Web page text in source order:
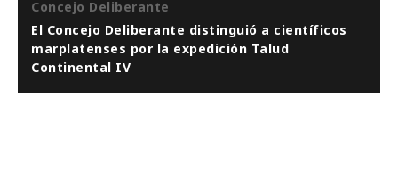
Concejo Deliberante
El Concejo Deliberante distinguió a científicos
marplatenses por la expedición Talud
Continental IV